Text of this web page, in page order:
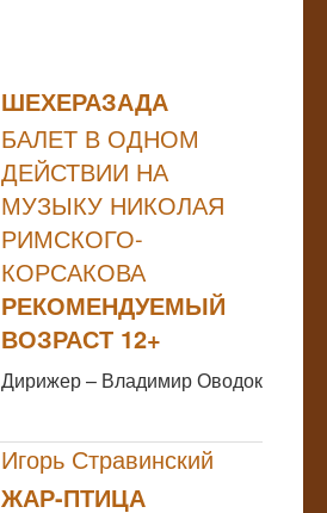
ШЕХЕРАЗАДА
БАЛЕТ В ОДНОМ
ДЕЙСТВИИ НА
МУЗЫКУ НИКОЛАЯ
РИМСКОГО-
КОРСАКОВА
РЕКОМЕНДУЕМЫЙ
ВОЗРАСТ 12+
Дирижер – Владимир Оводок
Игорь Стравинский
ЖАР-ПТИЦА